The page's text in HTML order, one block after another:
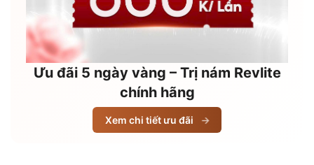
Ưu đãi 5 ngày vàng – Trị nám Revlite
chính hãng
Xem chi tiết ưu đãi →